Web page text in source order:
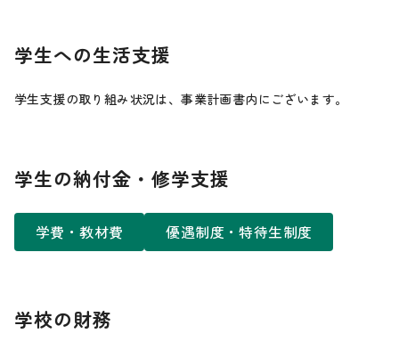
学生への生活支援
学生支援の取り組み状況は、事業計画書内にございます。
学生の納付金・修学支援
学費・教材費 優遇制度・特待生制度
学校の財務